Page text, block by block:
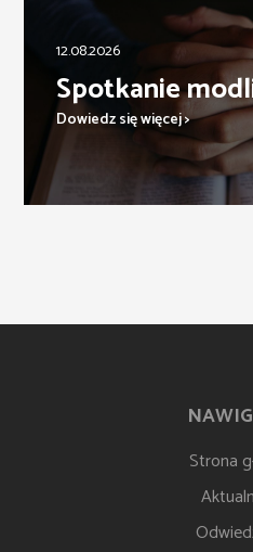
12.08.2026
Spotkanie
Dowiedz się więcej >
Strona